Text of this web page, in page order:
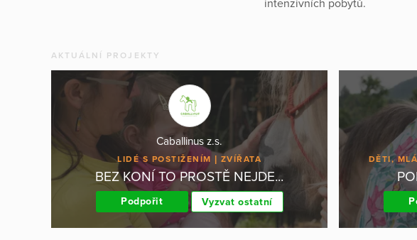
intenzivních pobytů.
AKTUÁLNÍ PROJEKTY
Caballinus z.s.
LIDÉ S POSTIŽENÍM ZVÍŘATA
BEZ KONÍ TO PROSTĚ NEJDE...
Podpořit Vyzvat ostatní
DĚTI,